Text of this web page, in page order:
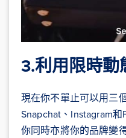
3.利用限時
現在你不單止可以用三
Snapchat、Instagram
你同時亦將你的品牌變